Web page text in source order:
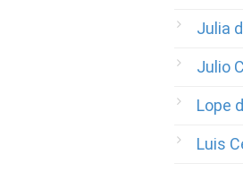
Julia
Julio
Lope
Luis